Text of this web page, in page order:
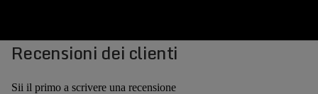
Recensioni dei clienti
Sii il primo a scrivere una recensione